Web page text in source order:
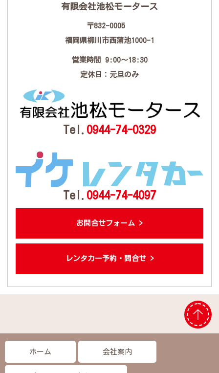
有限会社池松モータース
〒832-0005
福岡県柳川市西蒲池1000-1
営業時間 9:00〜18:30
定休日：元旦のみ
Tel. 0944-74-0329
Tel. 0944-74-4097
お問合せフォーム >
レンタカー予約・問合せ >
ホーム 会社案内